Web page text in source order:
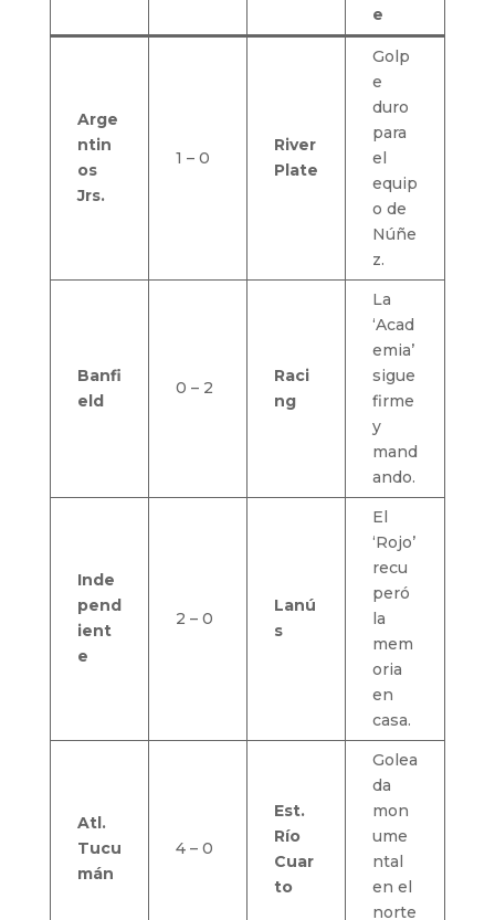
e
Arge
ntin
os
Jrs.
1 – 0
River
Plate
Golp
e
duro
para
el
equip
o de
Núñe
z.
Banfi
eld
0 – 2
Raci
ng
La
‘Acad
emia’
sigue
firme
y
mand
ando.
Inde
pend
ient
e
2 – 0
Lanú
s
El
‘Rojo’
recu
peró
la
mem
oria
en
casa.
Atl.
Tucu
mán
4 – 0
Est.
Río
Cuar
to
Golea
da
mon
ume
ntal
en el
norte